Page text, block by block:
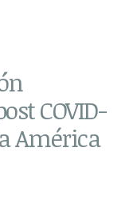
COVID-
América